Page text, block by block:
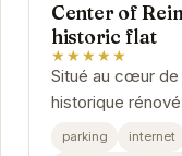
Center of
historic flat
★★★★★
Situé au cœur
historique
et confortable.
parking internet